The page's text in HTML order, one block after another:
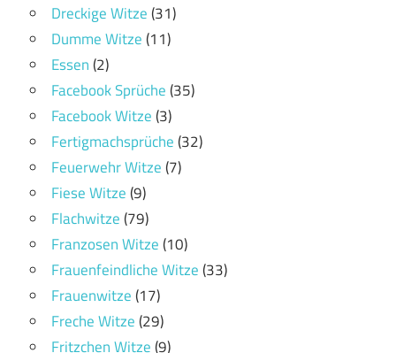
Dreckige Witze(31)
Dumme Witze(11)
Essen(2)
Facebook Sprüche(35)
Facebook Witze(3)
Fertigmachsprüche(32)
Feuerwehr Witze(7)
Fiese Witze(9)
Flachwitze(79)
Franzosen Witze(10)
Frauenfeindliche Witze(33)
Frauenwitze(17)
Freche Witze(29)
Fritzchen Witze(9)